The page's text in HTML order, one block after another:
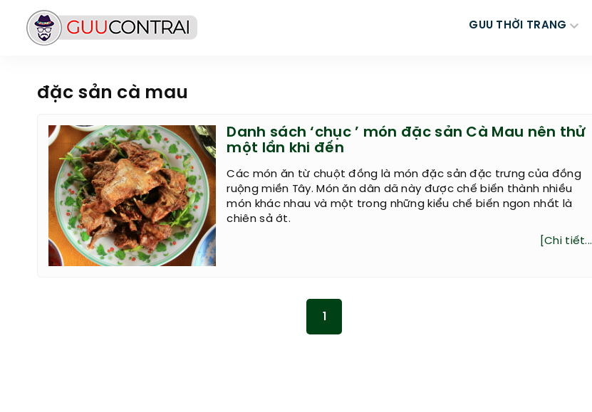
GUU THỜI TRANG
đặc sản cà mau
Danh sách ‘chục ’ món đặc sản Cà Mau nên thử
một lần khi đến
Các món ăn từ chuột đồng là món đặc sản đặc trưng của đồng
ruộng miền Tây. Món ăn dân dã này được chế biến thành nhiều
món khác nhau và một trong những kiểu chế biến ngon nhất là
chiên sả ớt.
[Chi tiết...]